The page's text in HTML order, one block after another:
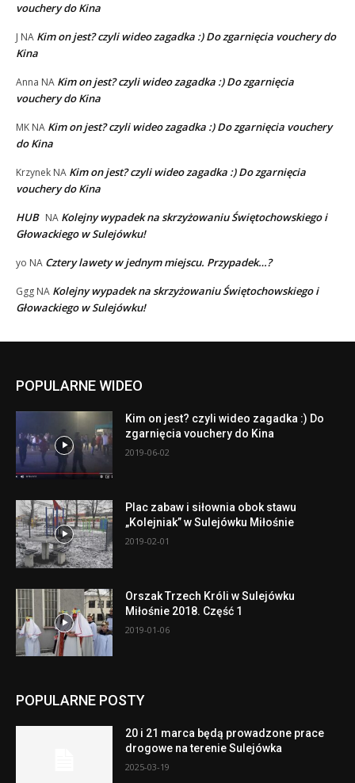
vouchery do Kina
J NA Kim on jest? czyli wideo zagadka :) Do zgarnięcia vouchery do
Kina
Anna NA Kim on jest? czyli wideo zagadka :) Do zgarnięcia
vouchery do Kina
MK NA Kim on jest? czyli wideo zagadka :) Do zgarnięcia vouchery
do Kina
Krzynek NA Kim on jest? czyli wideo zagadka :) Do zgarnięcia
vouchery do Kina
HUB NA Kolejny wypadek na skrzyżowaniu Świętochowskiego i
Głowackiego w Sulejówku!
yo NA Cztery lawety w jednym miejscu. Przypadek…?
Ggg NA Kolejny wypadek na skrzyżowaniu Świętochowskiego i
Głowackiego w Sulejówku!
POPULARNE WIDEO
Kim on jest? czyli wideo zagadka :) Do
zgarnięcia vouchery do Kina
2019-06-02
Plac zabaw i siłownia obok stawu
„Kolejniak” w Sulejówku Miłośnie
2019-02-01
Orszak Trzech Króli w Sulejówku
Miłośnie 2018. Część 1
2019-01-06
POPULARNE POSTY
20 i 21 marca będą prowadzone prace
drogowe na terenie Sulejówka
2025-03-19